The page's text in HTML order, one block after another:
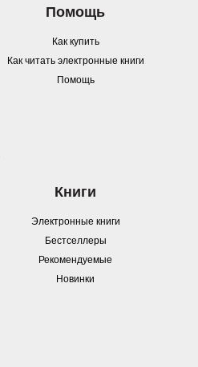
Помощь
Как купить
Как читать электронные книги
Помощь
Книги
Электронные книги
Бестселлеры
Рекомендуемые
Новинки